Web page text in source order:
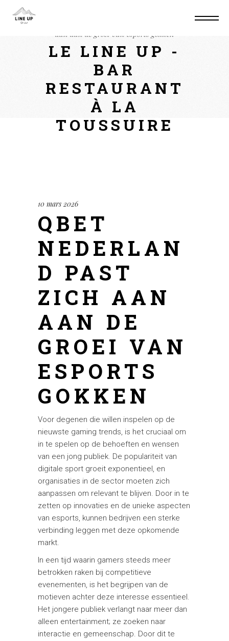
aan aan de groei van esports gokken
LE LINE UP -
BAR
RESTAURANT
À LA
TOUSSUIRE
10 mars 2026
QBET
NEDERLAN
D PAST
ZICH AAN
AAN DE
GROEI VAN
ESPORTS
GOKKEN
Voor degenen die willen inspelen op de
nieuwste gaming trends, is het cruciaal om
in te spelen op de behoeften en wensen
van een jong publiek. De populariteit van
digitale sport groeit exponentieel, en
organisaties in de sector moeten zich
aanpassen om relevant te blijven. Door in te
zetten op innovaties en de unieke aspecten
van esports, kunnen bedrijven een sterke
verbinding leggen met deze opkomende
markt.
In een tijd waarin gamers steeds meer
betrokken raken bij competitieve
evenementen, is het begrijpen van de
motieven achter deze interesse essentieel.
Het jongere publiek verlangt naar meer dan
alleen entertainment; ze zoeken naar
interactie en gemeenschap. Door dit te